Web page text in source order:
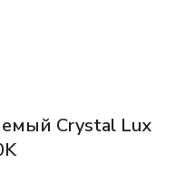
Crystal Lux